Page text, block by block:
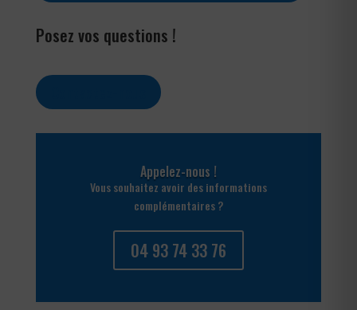
Posez vos questions !
Appelez-nous !
Vous souhaitez avoir des informations
complémentaires ?
04 93 74 33 76